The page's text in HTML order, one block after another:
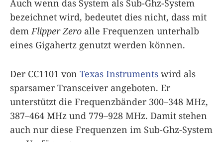
Auch wenn das System als Sub-Ghz-System
bezeichnet wird, bedeutet dies nicht, dass mit
demFlipper Zero alle Frequenzen unterhalb
eines Gigahertz genutzt werden können.
Der CC1101 von Texas Instruments wird als
sparsamer Transceiver angeboten. Er
unterstützt die Frequenzbänder 300–348 MHz,
387–464 MHz und 779–928 MHz. Damit stehen
auch nur diese Frequenzen im Sub-Ghz-System